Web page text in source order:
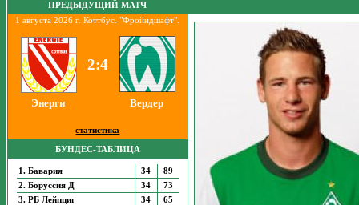
ПРЕДЫДУЩИЙ МАТЧ
1 августа 2026 г. Коттбус. "Фройндшафт".
2:4
Энерги Вердер
статистика
БУНДЕС-ТАБЛИЦА
1. Бавария 34
89
2. Боруссия Д
34
73
3. РБ Лейпциг
34
65